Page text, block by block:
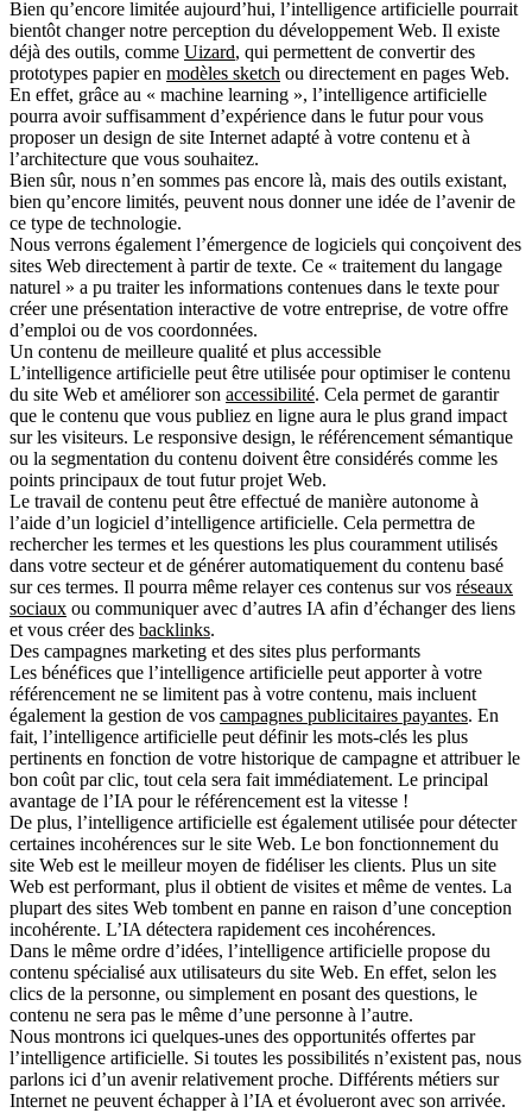
Bien qu’encore limitée aujourd’hui, l’intelligence artificielle pourrait
bientôt changer notre perception du développement Web. Il existe
déjà des outils, comme Uizard, qui permettent de convertir des
prototypes papier en modèles sketch ou directement en pages Web.
En effet, grâce au « machine learning », l’intelligence artificielle
pourra avoir suffisamment d’expérience dans le futur pour vous
proposer un design de site Internet adapté à votre contenu et à
l’architecture que vous souhaitez.
Bien sûr, nous n’en sommes pas encore là, mais des outils existant,
bien qu’encore limités, peuvent nous donner une idée de l’avenir de
ce type de technologie.
Nous verrons également l’émergence de logiciels qui conçoivent des
sites Web directement à partir de texte. Ce « traitement du langage
naturel » a pu traiter les informations contenues dans le texte pour
créer une présentation interactive de votre entreprise, de votre offre
d’emploi ou de vos coordonnées.
Un contenu de meilleure qualité et plus accessible
L’intelligence artificielle peut être utilisée pour optimiser le contenu
du site Web et améliorer son accessibilité. Cela permet de garantir
que le contenu que vous publiez en ligne aura le plus grand impact
sur les visiteurs. Le responsive design, le référencement sémantique
ou la segmentation du contenu doivent être considérés comme les
points principaux de tout futur projet Web.
Le travail de contenu peut être effectué de manière autonome à
l’aide d’un logiciel d’intelligence artificielle. Cela permettra de
rechercher les termes et les questions les plus couramment utilisés
dans votre secteur et de générer automatiquement du contenu basé
sur ces termes. Il pourra même relayer ces contenus sur vos réseaux
sociaux ou communiquer avec d’autres IA afin d’échanger des liens
et vous créer des backlinks.
Des campagnes marketing et des sites plus performants
Les bénéfices que l’intelligence artificielle peut apporter à votre
référencement ne se limitent pas à votre contenu, mais incluent
également la gestion de vos campagnes publicitaires payantes. En
fait, l’intelligence artificielle peut définir les mots-clés les plus
pertinents en fonction de votre historique de campagne et attribuer le
bon coût par clic, tout cela sera fait immédiatement. Le principal
avantage de l’IA pour le référencement est la vitesse !
De plus, l’intelligence artificielle est également utilisée pour détecter
certaines incohérences sur le site Web. Le bon fonctionnement du
site Web est le meilleur moyen de fidéliser les clients. Plus un site
Web est performant, plus il obtient de visites et même de ventes. La
plupart des sites Web tombent en panne en raison d’une conception
incohérente. L’IA détectera rapidement ces incohérences.
Dans le même ordre d’idées, l’intelligence artificielle propose du
contenu spécialisé aux utilisateurs du site Web. En effet, selon les
clics de la personne, ou simplement en posant des questions, le
contenu ne sera pas le même d’une personne à l’autre.
Nous montrons ici quelques-unes des opportunités offertes par
l’intelligence artificielle. Si toutes les possibilités n’existent pas, nous
parlons ici d’un avenir relativement proche. Différents métiers sur
Internet ne peuvent échapper à l’IA et évolueront avec son arrivée.